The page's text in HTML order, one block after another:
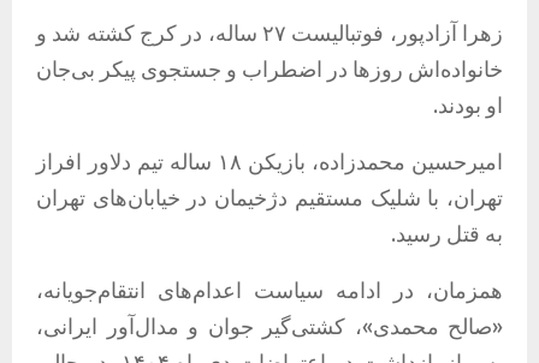
زهرا آزادپور، فوتبالیست ۲۷ ساله، در کرج کشته شد و
خانواده‌اش روزها در اضطراب و جستجوی پیکر بی‌جان
او بودند.
امیرحسین محمدزاده، بازیکن ۱۸ ساله تیم دلاور افراز
تهران، با شلیک مستقیم دژخیمان در خیابان‌های تهران
به قتل رسید.
همزمان، در ادامه سیاست اعدام‌های انتقام‌جویانه،
«صالح محمدی»، کشتی‌گیر جوان و مدال‌آور ایرانی،